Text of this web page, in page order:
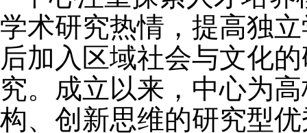
学术研究热情，提高独
后加入区域社会与文化
究。成立以来，中心为
构、创新思维的研究型